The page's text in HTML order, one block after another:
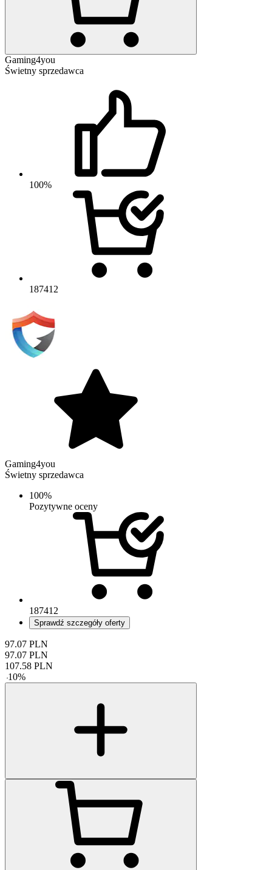
Gaming4you
Świetny sprzedawca
100%
187412
Gaming4you
Świetny sprzedawca
100%
Pozytywne oceny
187412
Sprawdź szczegóły oferty
97.07 PLN
97.07 PLN
107.58 PLN
-10%